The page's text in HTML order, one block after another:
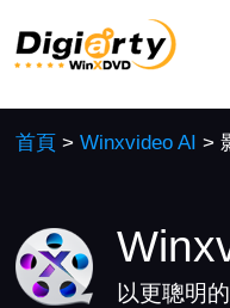
首頁 >Winxvideo AI >
以更聰明